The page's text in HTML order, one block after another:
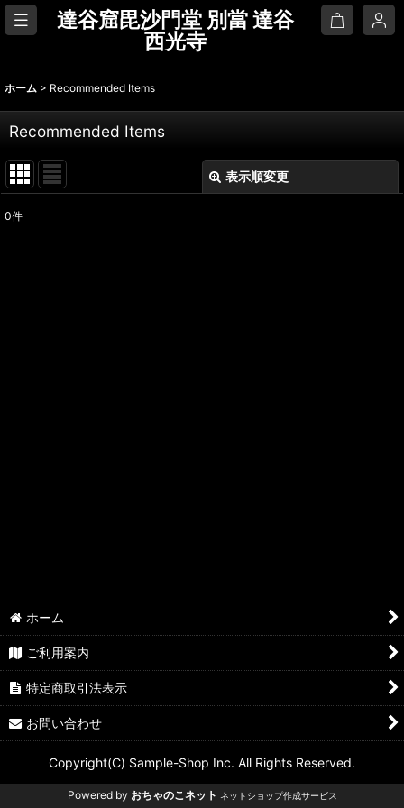
達谷窟毘沙門堂 別當 達谷
西光寺
ホーム > Recommended Items
Recommended Items
表示順変更
0件
ホーム
ご利用案内
特定商取引法表示
お問い合わせ
Copyright(C) Sample-Shop Inc. All Rights Reserved.
Powered by おちゃのこネット ネットショップ作成サービス